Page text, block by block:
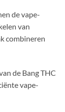
de vape-
van
combineren
de Bang THC
vape-